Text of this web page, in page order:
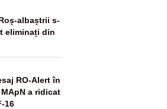
albaștrii s-
eliminați din
RO-Alert în
a ridicat
16